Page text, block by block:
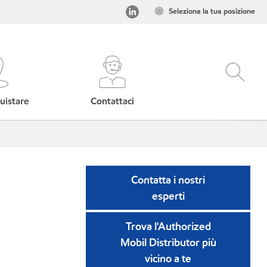
Seleziona la tua posizione
Contattaci
Contatta i nostri
esperti
Trova l'Authorized
Mobil Distributor più
vicino a te